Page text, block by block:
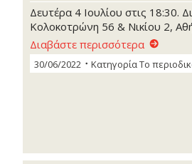
Δευτέρα 4 Ιουλίου στις 18:30.
Κολοκοτρώνη 56 & Νικίου 2,
Διαβάστε περισσότερα
30/06/2022 ΚατηγορίαΤο